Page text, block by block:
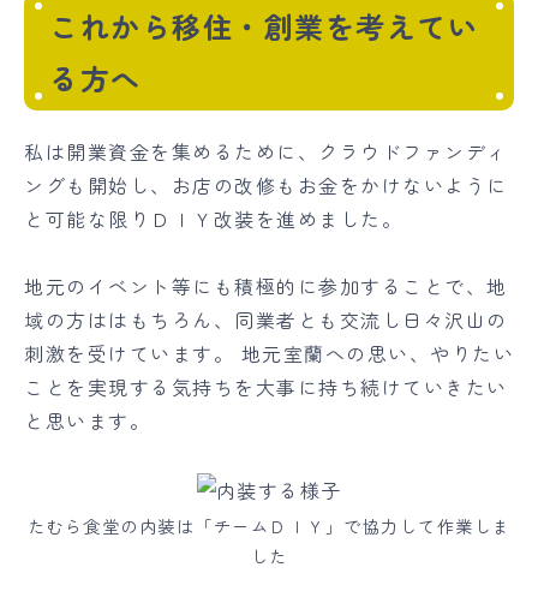
これから移住・創業を考えてい
る方へ
私は開業資金を集めるために、クラウドファンディ
ングも開始し、お店の改修もお金をかけないように
と可能な限りＤＩＹ改装を進めました。
地元のイベント等にも積極的に参加することで、地
域の方ははもちろん、同業者とも交流し日々沢山の
刺激を受けています。 地元室蘭への思い、やりたい
ことを実現する気持ちを大事に持ち続けていきたい
と思います。
たむら食堂の内装は「チームＤＩＹ」で協力して作業しま
した